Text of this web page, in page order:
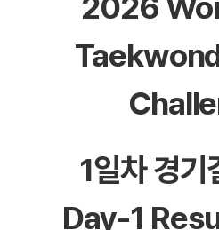
1일차 경기
Day-1